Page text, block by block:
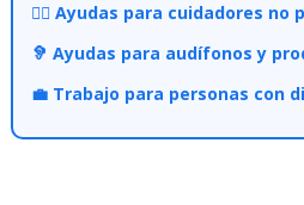
👩‍⚕️ Ayudas para cuidadores no
🦻 Ayudas para audífonos y
💼 Trabajo para personas con